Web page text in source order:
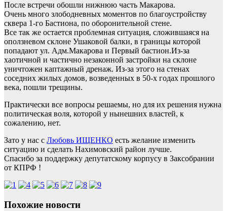
После встречи обошли нижнюю часть Макарова.
Очень много злободневных моментов по благоустройству
сквера 1-го Бастиона, по оборонительной стене.
Все так же остается проблемная ситуация, сложившаяся на
оползневом склоне Ушаковой балки, в границы которой
попадают ул. Адм.Макарова и Первый бастион.Из-за
хаотичной и частично незаконной застройки на склоне
уничтожен каптажный дренаж. Из-за этого на стенах
соседних жилых домов, возведенных в 50-х годах прошлого
века, пошли трещины.
Практически все вопросы решаемы, но для их решения нужна
политическая воля, которой у нынешних властей, к
сожалению, нет.
Зато у нас с Любовь ИЩЕНКО есть желание изменить
ситуацию и сделать Нахимовский район лучше.
Спасибо за поддержку депутатскому корпусу в Заксобрании
от КПРФ !
Похожие новости